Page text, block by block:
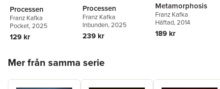
Processen
Franz Kafka
Pocket, 2025
129 kr
Processen
Franz Kafka
Inbunden, 2025
239 kr
Metamorphosis
Franz Kafka
Häftad, 2014
189 kr
Mer från samma serie